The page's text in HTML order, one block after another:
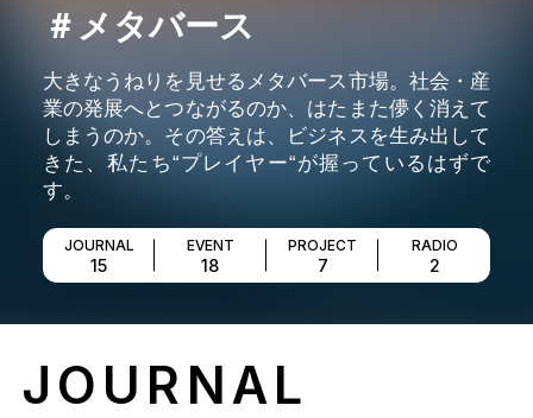
＃メタバース
大きなうねりを見せるメタバース市場。社会・産
業の発展へとつながるのか、はたまた儚く消えて
しまうのか。その答えは、ビジネスを生み出して
きた、私たち“プレイヤー“が握っているはずで
す。
JOURNAL
15
EVENT
18
PROJECT
7
RADIO
2
JOURNAL